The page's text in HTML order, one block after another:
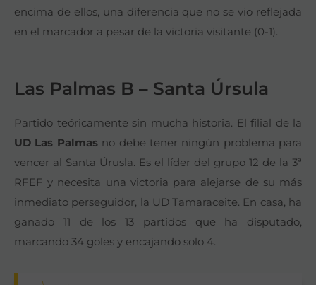
encima de ellos, una diferencia que no se vio reflejada
en el marcador a pesar de la victoria visitante (0-1).
Las Palmas B – Santa Úrsula
Partido teóricamente sin mucha historia. El filial de la
UD Las Palmasno debe tener ningún problema para
vencer al Santa Úrusla. Es el líder del grupo 12 de la 3ª
RFEF y necesita una victoria para alejarse de su más
inmediato perseguidor, la UD Tamaraceite. En casa, ha
ganado 11 de los 13 partidos que ha disputado,
marcando 34 goles y encajando solo 4.